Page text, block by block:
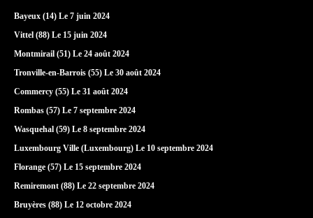
Bayeux (14) Le 7 juin 2024
Vittel (88) Le 15 juin 2024
Montmirail (51) Le 24 août 2024
Tronville-en-Barrois (55) Le 30 août 2024
Commercy (55) Le 31 août 2024
Rombas (57) Le 7 septembre 2024
Wasquehal (59) Le 8 septembre 2024
Luxembourg Ville (Luxembourg) Le 10 septembre 2024
Florange (57) Le 15 septembre 2024
Remiremont (88) Le 22 septembre 2024
Bruyères (88) Le 12 octobre 2024